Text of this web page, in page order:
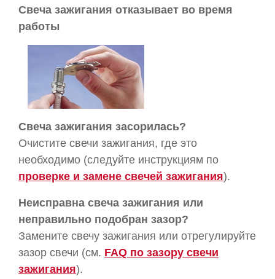
Свеча зажигания отказывает во время
работы
Свеча зажигания засорилась?
Очистите свечи зажигания, где это
необходимо (следуйте инструкциям по
проверке и замене свечей зажигания).
Неисправна свеча зажигания или
неправильно подобран зазор?
Замените свечу зажигания или отрегулируйте
зазор свечи (см. FAQ по зазору свечи
зажигания).